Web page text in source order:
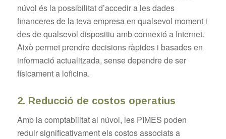
núvol és la possibilitat d’accedir a les dades
financeres de la teva empresa en qualsevol moment i
des de qualsevol dispositiu amb connexió a Internet.
Això permet prendre decisions ràpides i basades en
informació actualitzada, sense dependre de ser
físicament a loficina.
2. Reducció de costos operatius
Amb la comptabilitat al núvol, les PIMES poden
reduir significativament els costos associats a